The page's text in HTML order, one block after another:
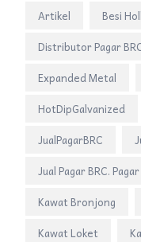
Artikel Besi
Distributor Pagar
Expanded Metal
HotDipGalvanized
JualPagarBRC
Jual Pagar BRC. Pagar
Kawat Bronjong
Kawat Loket